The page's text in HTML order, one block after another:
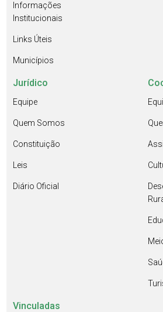
Informações
Institucionais
Links Úteis
Municípios
Jurídico
Equipe
Quem Somos
Constituição
Leis
Diário Oficial
Vinculadas